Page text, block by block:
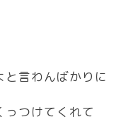
言わんばかりに
つけてくれて